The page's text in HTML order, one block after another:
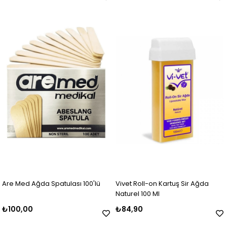
Are Med Ağda Spatulası 100'lü
₺100,00
Vivet Roll-on Kartuş Sir Ağda
Naturel 100 Ml
₺84,90